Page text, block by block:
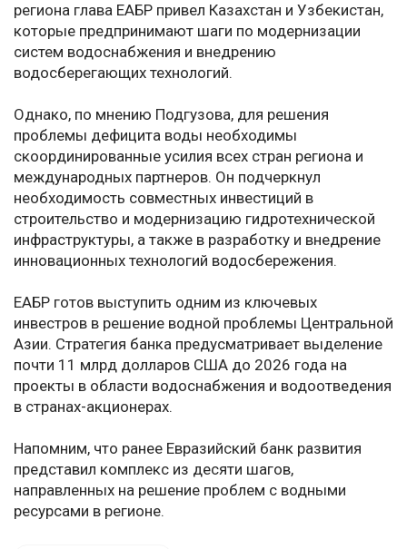
региона глава ЕАБР привел Казахстан и Узбекистан,
которые предпринимают шаги по модернизации
систем водоснабжения и внедрению
водосберегающих технологий.
Однако, по мнению Подгузова, для решения
проблемы дефицита воды необходимы
скоординированные усилия всех стран региона и
международных партнеров. Он подчеркнул
необходимость совместных инвестиций в
строительство и модернизацию гидротехнической
инфраструктуры, а также в разработку и внедрение
инновационных технологий водосбережения.
ЕАБР готов выступить одним из ключевых
инвестров в решение водной проблемы Центральной
Азии. Стратегия банка предусматривает выделение
почти 11 млрд долларов США до 2026 года на
проекты в области водоснабжения и водоотведения
в странах-акционерах.
Напомним, что ранее Евразийский банк развития
представил комплекс из десяти шагов,
направленных на решение проблем с водными
ресурсами в регионе.